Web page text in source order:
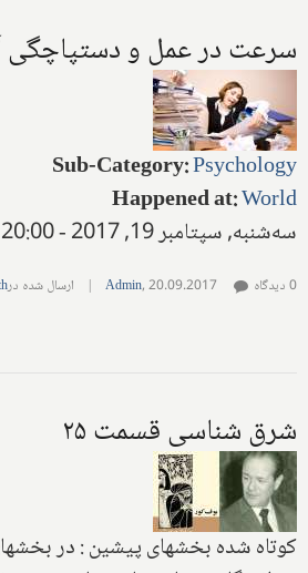
سرعت در عمل و دستپاچگی
Sub-Category:Psychology
Happened at:World
سه‌شنبه, سپتامبر 19, 2017 - 20:00
Admin,20.09.2017
| ارسال شده در 0 دیدگاه
شرق شناسی قسمت ۲۵
کوتاه شده بخشهای پیشین : در